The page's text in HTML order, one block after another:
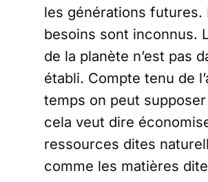
les générations futures.
besoins sont inconnus.
de la planète n’est pas
établi. Compte tenu de
temps on peut
cela veut dire
ressources dites
comme les matières